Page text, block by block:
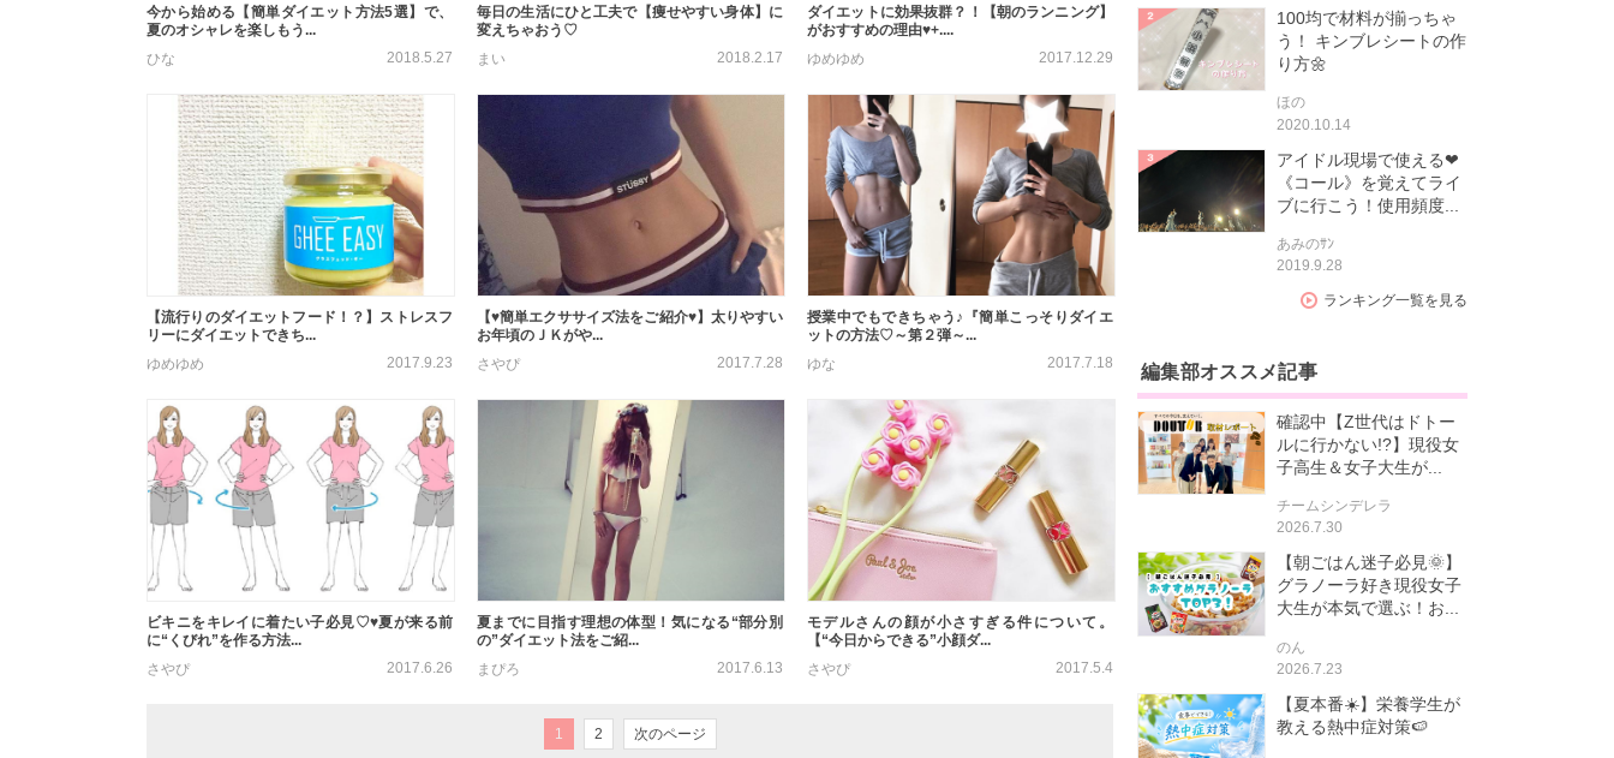
今から始める【簡単ダイエット方法5選】で、
夏のオシャレを楽しもう...
ひな
2018.5.27
毎日の生活にひと工夫で【痩せやすい身体】に
変えちゃおう♡
まい
2018.2.17
ダイエットに効果抜群？！【朝のランニング】
がおすすめの理由♥+....
ゆめゆめ
2017.12.29
【流行りのダイエットフード！？】ストレスフ
リーにダイエットできち...
ゆめゆめ
2017.9.23
【♥︎簡単エクササイズ法をご紹介♥︎】太りやすい
お年頃のＪＫがや...
さやぴ
2017.7.28
授業中でもできちゃう♪『簡単こっそりダイエ
ットの方法♡～第２弾～...
ゆな
2017.7.18
ビキニをキレイに着たい子必見♡♥夏が来る前
に“くびれ”を作る方法...
さやぴ
2017.6.26
夏までに目指す理想の体型！気になる“部分別
の”ダイエット法をご紹...
まぴろ
2017.6.13
モデルさんの顔が小さすぎる件について。
【“今日からできる”小顔ダ...
さやぴ
2017.5.4
1 2 次のページ
100均で材料が揃っちゃ
う！ キンブレシートの作
り方🌼
ほの
2020.10.14
アイドル現場で使える❤
《コール》を覚えてライ
ブに行こう！使用頻度...
あみのｻﾝ
2019.9.28
ランキング一覧を見る
編集部オススメ記事
確認中【Z世代はドトー
ルに行かない!?】現役女
子高生＆女子大生が...
チームシンデレラ
2026.7.30
【朝ごはん迷子必見🌞】
グラノーラ好き現役女子
大生が本気で選ぶ！お...
のん
2026.7.23
【夏本番☀️】栄養学生が
教える熱中症対策🍉